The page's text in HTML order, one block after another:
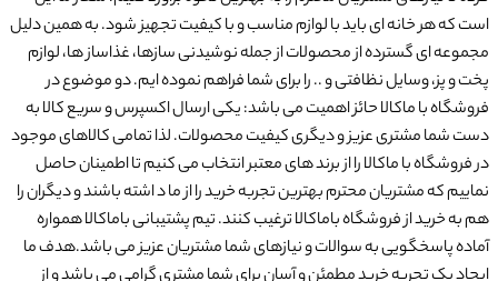
است که هر خانه ای باید با لوازم مناسب و با کیفیت تجهیز شود. به همین دلیل
مجموعه ای گسترده از محصولات از جمله نوشیدنی سازها، غذاساز ها، لوازم
پخت و پز، وسایل نظافتی و .. را برای شما فراهم نموده ایم. دو موضوع در
فروشگاه با ماکالا حائز اهمیت می باشد: یکی ارسال اکسپرس و سریع کالا به
دست شما مشتری عزیز و دیگری کیفیت محصولات. لذا تمامی کالاهای موجود
در فروشگاه با ماکالا را از برند های معتبر انتخاب می کنیم تا اطمینان حاصل
نماییم که مشتریان محترم بهترین تجربه خرید را از ما د اشته باشند و دیگران را
هم به خرید از فروشگاه باماکالا ترغیب کنند. تیم پشتیبانی باماکالا همواره
آماده پاسخگویی به سوالات و نیازهای شما مشتریان عزیز می باشد.هدف ما